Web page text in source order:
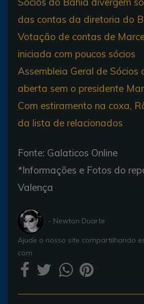
das contas da diretoria do
Votação de contas de
iniciada com poucos sócios
Assembleia Geral de Sócios
aberta sem o presidente
Com estiramento na coxa,
da lista de relacionados
Fonte: Galaticos Online
*Informações e Fotos do
Valença
- Newton Duarte
Ajude o nosso site compartilhando
com